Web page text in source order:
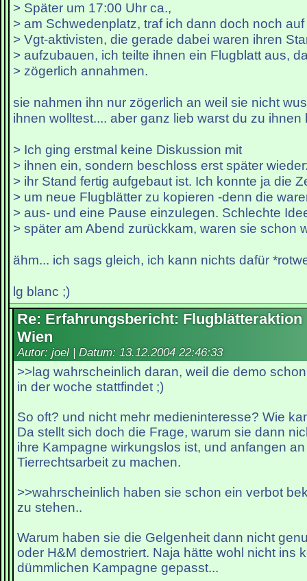
> Später um 17:00 Uhr ca.,
> am Schwedenplatz, traf ich dann doch noch
> Vgt-aktivisten, die gerade dabei waren ihren
> aufzubauen, ich teilte ihnen ein Flugblatt aus,
> zögerlich annahmen.
sie nahmen ihn nur zögerlich an weil sie nicht
ihnen wolltest.... aber ganz lieb warst du zu ihnen
> Ich ging erstmal keine Diskussion mit
> ihnen ein, sondern beschloss erst später
> ihr Stand fertig aufgebaut ist. Ich konnte ja die
> um neue Flugblätter zu kopieren -denn die
> aus- und eine Pause einzulegen. Schlechte
> später am Abend zurückkam, waren sie schon
ähm... ich sags gleich, ich kann nichts dafür
lg blanc ;)
Re: Erfahrungsbericht: Flugblätteraktion
Wien
Autor: joel | Datum: 13.12.2004 22:46:33
>>lag wahrscheinlich daran, weil die demo
in der woche stattfindet ;)
So oft? und nicht mehr medieninteresse? Wie
Da stellt sich doch die Frage, warum sie dann
ihre Kampagne wirkungslos ist, und anfangen
Tierrechtsarbeit zu machen.
>>wahrscheinlich haben sie schon ein verbot
zu stehen..
Warum haben sie die Gelgenheit dann nicht
oder H&M demostriert. Naja hätte wohl nicht ins
dümmlichen Kampagne gepasst...